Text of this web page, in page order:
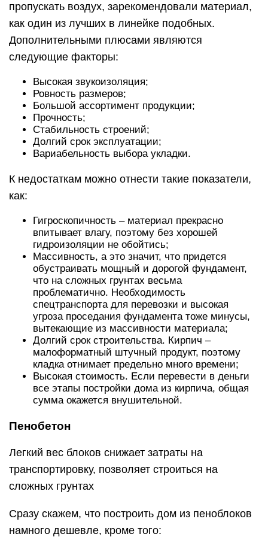
пропускать воздух, зарекомендовали материал,
как один из лучших в линейке подобных.
Дополнительными плюсами являются
следующие факторы:
Высокая звукоизоляция;
Ровность размеров;
Большой ассортимент продукции;
Прочность;
Стабильность строений;
Долгий срок эксплуатации;
Вариабельность выбора укладки.
К недостаткам можно отнести такие показатели,
как:
Гигроскопичность – материал прекрасно
впитывает влагу, поэтому без хорошей
гидроизоляции не обойтись;
Массивность, а это значит, что придется
обустраивать мощный и дорогой фундамент,
что на сложных грунтах весьма
проблематично. Необходимость
спецтранспорта для перевозки и высокая
угроза проседания фундамента тоже минусы,
вытекающие из массивности материала;
Долгий срок строительства. Кирпич –
малоформатный штучный продукт, поэтому
кладка отнимает предельно много времени;
Высокая стоимость. Если перевести в деньги
все этапы постройки дома из кирпича, общая
сумма окажется внушительной.
Пенобетон
Легкий вес блоков снижает затраты на
транспортировку, позволяет строиться на
сложных грунтах
Сразу скажем, что построить дом из пеноблоков
намного дешевле, кроме того: